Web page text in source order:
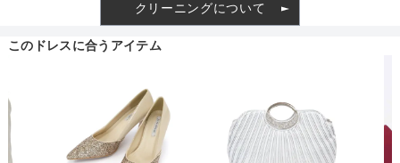
クリーニングについて
このドレスに合うアイテム